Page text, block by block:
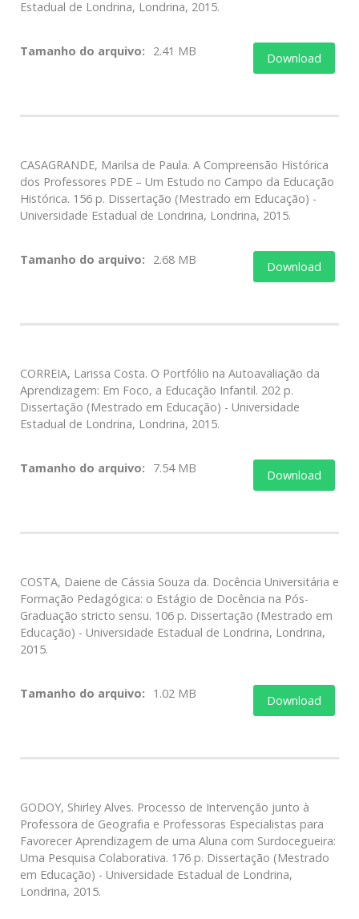
Estadual de Londrina, Londrina, 2015.
Tamanho do arquivo: 2.41 MB Download
CASAGRANDE, Marilsa de Paula. A Compreensão Histórica
dos Professores PDE – Um Estudo no Campo da Educação
Histórica. 156 p. Dissertação (Mestrado em Educação) -
Universidade Estadual de Londrina, Londrina, 2015.
Tamanho do arquivo: 2.68 MB Download
CORREIA, Larissa Costa. O Portfólio na Autoavaliação da
Aprendizagem: Em Foco, a Educação Infantil. 202 p.
Dissertação (Mestrado em Educação) - Universidade
Estadual de Londrina, Londrina, 2015.
Tamanho do arquivo: 7.54 MB Download
COSTA, Daiene de Cássia Souza da. Docência Universitária e
Formação Pedagógica: o Estágio de Docência na Pós-
Graduação stricto sensu. 106 p. Dissertação (Mestrado em
Educação) - Universidade Estadual de Londrina, Londrina,
2015.
Tamanho do arquivo: 1.02 MB Download
GODOY, Shirley Alves. Processo de Intervenção junto à
Professora de Geografia e Professoras Especialistas para
Favorecer Aprendizagem de uma Aluna com Surdocegueira:
Uma Pesquisa Colaborativa. 176 p. Dissertação (Mestrado
em Educação) - Universidade Estadual de Londrina,
Londrina, 2015.